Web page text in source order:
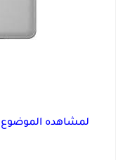
لمشاهده الموضوع